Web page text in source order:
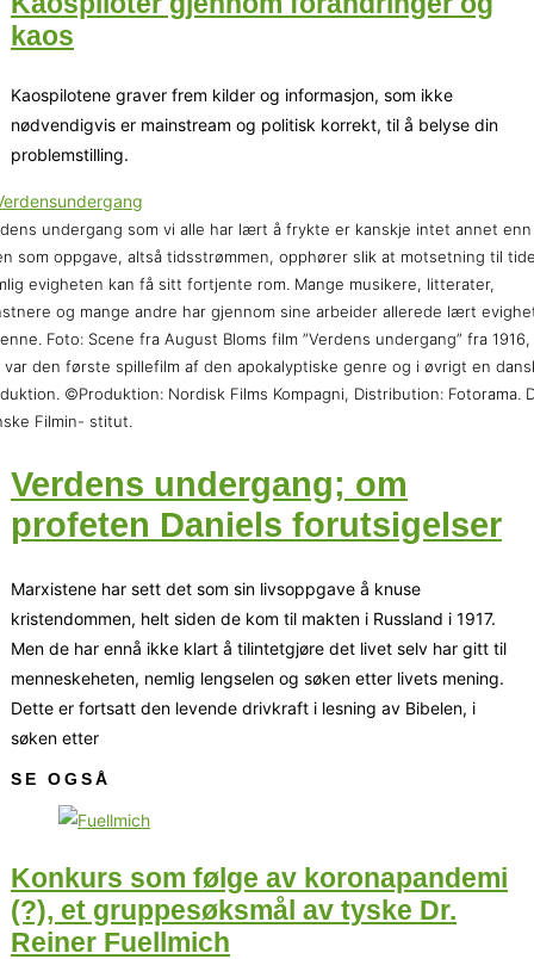
kaos
Kaospilotene graver frem kilder og informasjon, som ikke
nødvendigvis er mainstream og politisk korrekt, til å belyse din
problemstilling.
undergang som vi alle har lært å frykte er kanskje intet annet
som oppgave, altså tidsstrømmen, opphører slik at motsetning til
evigheten kan få sitt fortjente rom. Mange musikere, litterater,
og mange andre har gjennom sine arbeider allerede lært
Foto: Scene fra August Bloms film ”Verdens undergang” fra 1916,
var den første spillefilm af den apokalyptiske genre og i øvrigt en
©Produktion: Nordisk Films Kompagni, Distribution: Fotorama.
Filmin- stitut.
Verdens undergang; om
profeten Daniels forutsigelser
Marxistene har sett det som sin livsoppgave å knuse
kristendommen, helt siden de kom til makten i Russland i 1917.
Men de har ennå ikke klart å tilintetgjøre det livet selv har gitt til
menneskeheten, nemlig lengselen og søken etter livets mening.
Dette er fortsatt den levende drivkraft i lesning av Bibelen, i
søken etter
SE OGSÅ
Konkurs som følge av koronapandemi
(?), et gruppesøksmål av tyske Dr.
Reiner Fuellmich